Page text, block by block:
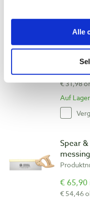
Alle
€ 38,70
€ 31,98
Auf Lager
Spear
€ 65,90
€ 54,46